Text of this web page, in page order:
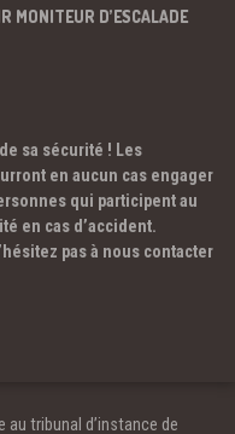
MONITEUR D’ESCALADE
sa sécurité ! Les
en aucun cas engager
qui participent au
en cas d’accident.
pas à nous contacter
au tribunal d’instance de